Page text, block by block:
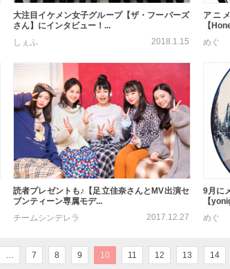
大注目イケメン女子グループ【ザ・フーパーズ
さん】にインタビュー！...
しぇふ
2018.1.15
アニ
【
めぐ
読者プレゼントも♪【足立佳奈さんとMV出演セ
ブンティーン専属モデ...
チームシンデレラ
2017.12.27
9月に
【
めぐ
… 7 8 9 10 11 12 13 14